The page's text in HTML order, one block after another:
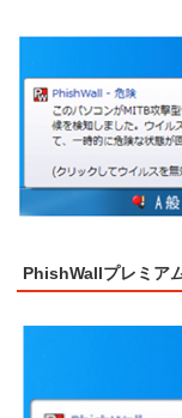
PhishWallプレミア